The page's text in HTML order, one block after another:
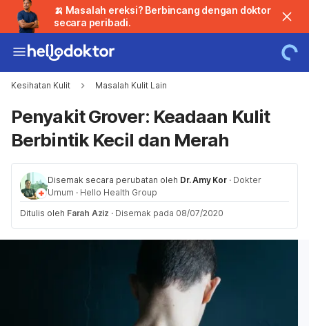
🍌 Masalah ereksi? Berbincang dengan doktor
secara peribadi.
Kesihatan Kulit Masalah Kulit Lain
Penyakit Grover: Keadaan Kulit
Berbintik Kecil dan Merah
Disemak secara perubatan oleh Dr. Amy Kor · Dokter
Umum · Hello Health Group
Ditulis oleh Farah Aziz · Disemak pada 08/07/2020